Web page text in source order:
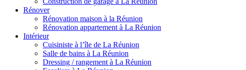
Rénover
Rénovation maison à la Réunion
Rénovation appartement à La Réunion
Intérieur
Cuisiniste à l’île de La Réunion
Salle de bains à La Réunion
Dressing / rangement à La Réunion